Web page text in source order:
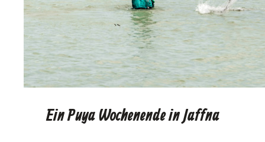
Ein Puya Wochenende in Jaffna